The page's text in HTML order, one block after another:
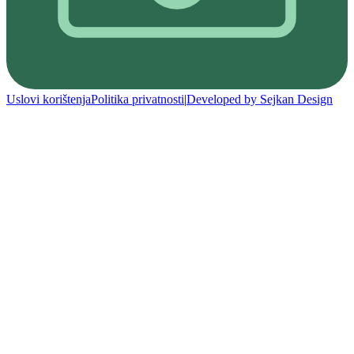
Uslovi korištenjaPolitika privatnosti|Developed by Sejkan Design